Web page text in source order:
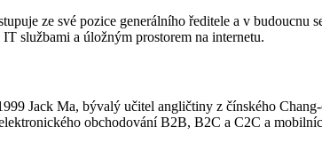
ze své pozice generálního ředitele a v budoucnu
službami a úložným prostorem na internetu.
Jack Ma, bývalý učitel angličtiny z čínského
obchodování B2B, B2C a C2C a